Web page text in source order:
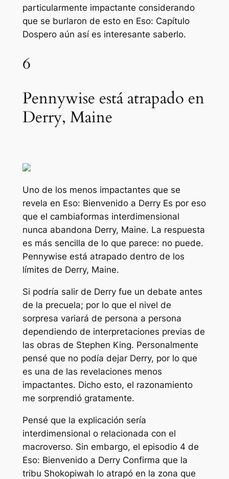
particularmente impactante considerando
que se burlaron de esto en Eso: Capítulo
Dospero aún así es interesante saberlo.
6
Pennywise está atrapado en
Derry, Maine
Uno de los menos impactantes que se
revela en Eso: Bienvenido a DerryEs por eso
que el cambiaformas interdimensional
nunca abandona Derry, Maine. La respuesta
es más sencilla de lo que parece: no puede.
Pennywise está atrapado dentro de los
límites de Derry, Maine.
Si podría salir de Derry fue un debate antes
de la precuela; por lo que el nivel de
sorpresa variará de persona a persona
dependiendo de interpretaciones previas de
las obras de Stephen King. Personalmente
pensé que no podía dejar Derry, por lo que
es una de las revelaciones menos
impactantes. Dicho esto, el razonamiento
me sorprendió gratamente.
Pensé que la explicación sería
interdimensional o relacionada con el
macroverso. Sin embargo, el episodio 4 de
Eso: Bienvenido a DerryConfirma que la
tribu Shokopiwah lo atrapó en la zona que